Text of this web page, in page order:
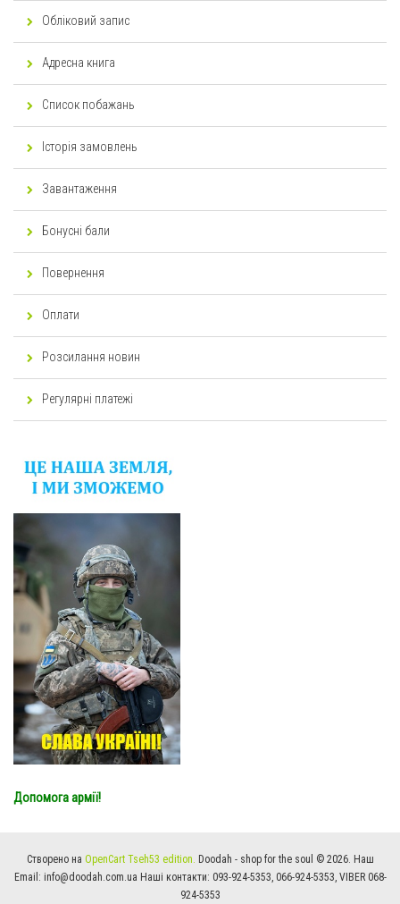
Обліковий запис
Адресна книга
Список побажань
Історія замовлень
Завантаження
Бонусні бали
Повернення
Оплати
Розсилання новин
Регулярні платежі
Допомога армії!
Створено на OpenCart Tseh53 edition. Doodah - shop for the soul © 2026. Наш
Email: info@doodah.com.ua Наші контакти: 093-924-5353, 066-924-5353, VIBER 068-
924-5353